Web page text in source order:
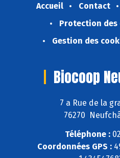
Accueil Contact
Protection des
Gestion des
Biocoop
7 a Rue de la
76270
Téléphone :
Coordonnées GPS :